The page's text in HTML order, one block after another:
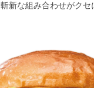
新な組み合わせがクセ